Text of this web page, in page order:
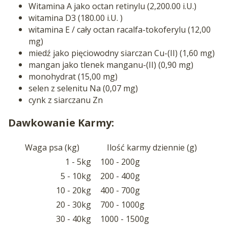
Witamina A jako octan retinylu (2,200.00 i.U.)
witamina D3 (180.00 i.U. )
witamina E / cały octan racalfa-tokoferylu (12,00
mg)
miedź jako pięciowodny siarczan Cu-(II) (1,60 mg)
mangan jako tlenek manganu-(II) (0,90 mg)
monohydrat (15,00 mg)
selen z selenitu Na (0,07 mg)
cynk z siarczanu Zn
Dawkowanie Karmy:
Waga psa (kg)
Ilość karmy dziennie (g)
1 - 5kg
100 - 200g
5 - 10kg
200 - 400g
10 - 20kg
400 - 700g
20 - 30kg
700 - 1000g
30 - 40kg
1000 - 1500g